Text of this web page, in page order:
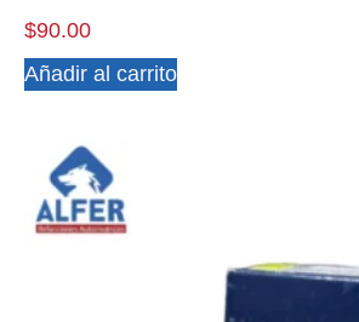
$90.00
Añadir al carrito